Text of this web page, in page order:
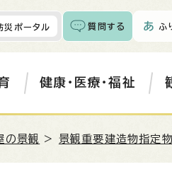
災ポータル 質問する ふ
健康・医療・福祉
の景観 > 景観重要建造物指定